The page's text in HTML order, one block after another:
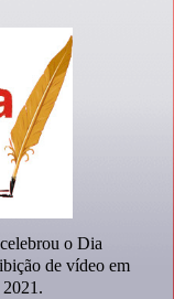
o Dia
de vídeo em